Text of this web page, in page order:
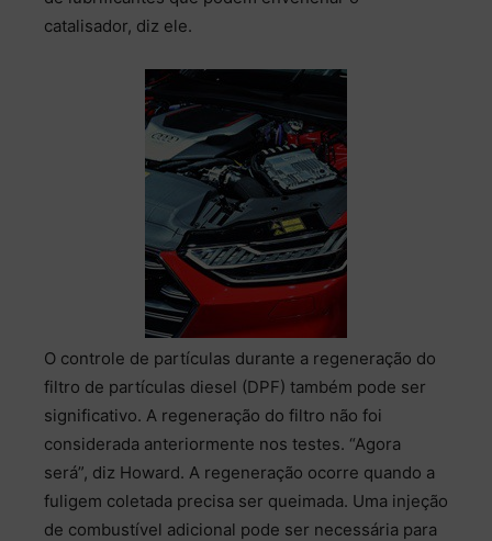
catalisador, diz ele.
O controle de partículas durante a regeneração do
filtro de partículas diesel (DPF) também pode ser
significativo. A regeneração do filtro não foi
considerada anteriormente nos testes. “Agora
será”, diz Howard. A regeneração ocorre quando a
fuligem coletada precisa ser queimada. Uma injeção
de combustível adicional pode ser necessária para